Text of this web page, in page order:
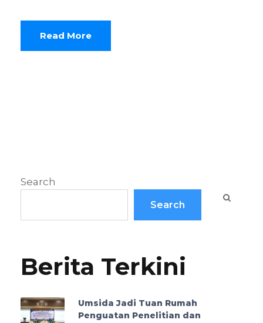
Read More
Search
Search
Berita Terkini
Umsida Jadi Tuan Rumah
Penguatan Penelitian dan